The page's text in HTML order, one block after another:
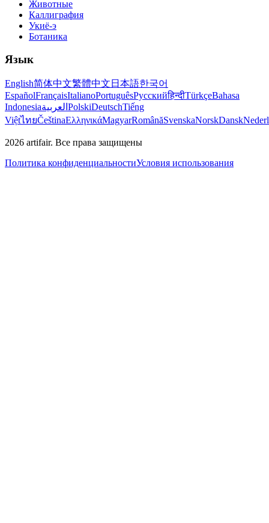
Животные
Каллиграфия
Укиё-э
Ботаника
Язык
English简体中文繁體中文 日本語한국어
EspañolFrançaisItalianoPortuguêsРусскийहिन्दीTürkçeBahasa
Indonesiaالعربية PolskiDeutschTiếng
ViệtไทยČeštinaΕλληνικάMagyarRomânăSvenskaNorskDansk
2026 artifair. Все права защищены
Политика конфиденциальностиУсловия использования